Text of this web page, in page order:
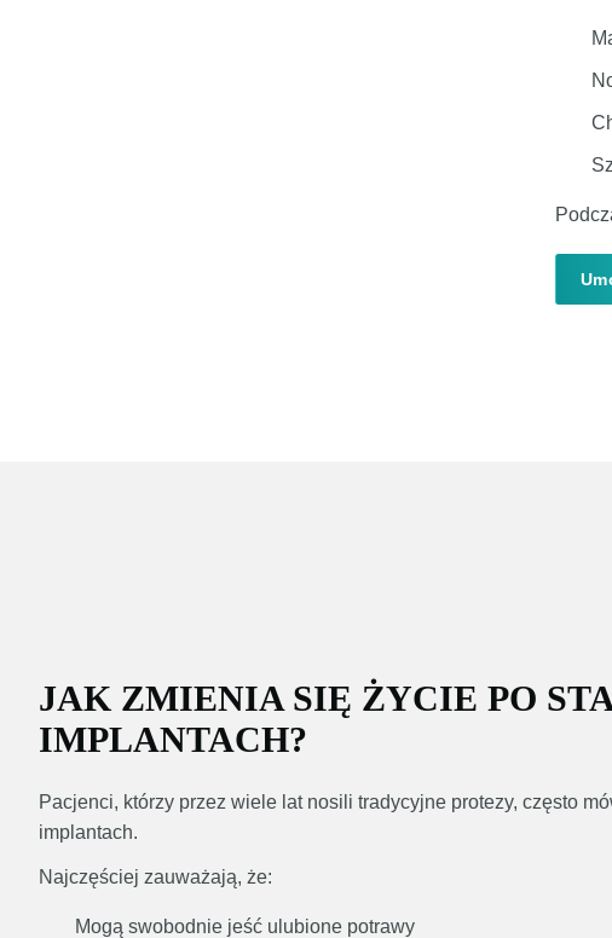
JAK ZMIENIA SIĘ ŻYCIE PO
IMPLANTACH?
Pacjenci, którzy przez wiele lat nosili tradycyjne protezy, często
implantach.
Najczęściej zauważają, że:
Mogą swobodnie jeść ulubione potrawy